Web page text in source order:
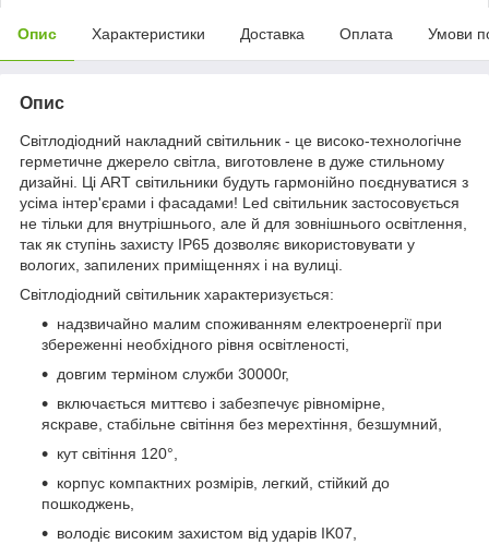
Опис Характеристики Доставка Оплата Умови
Опис
Світлодіодний накладний світильник - це високо-технологічне
герметичне джерело світла, виготовлене в дуже стильному
дизайні. Ці ART світильники будуть гармонійно поєднуватися з
усіма інтер'єрами і фасадами! Led світильник застосовується
не тільки для внутрішнього, але й для зовнішнього освітлення,
так як ступінь захисту IP65 дозволяє використовувати у
вологих, запилених приміщеннях і на вулиці.
Світлодіодний світильник характеризується:
надзвичайно малим споживанням електроенергії при
збереженні необхідного рівня освітленості,
довгим терміном служби 30000г,
включається миттєво і забезпечує рівномірне,
яскраве, стабільне світіння без мерехтіння, безшумний,
кут світіння 120°,
корпус компактних розмірів, легкий, стійкий до
пошкоджень,
володіє високим захистом від ударів IK07,